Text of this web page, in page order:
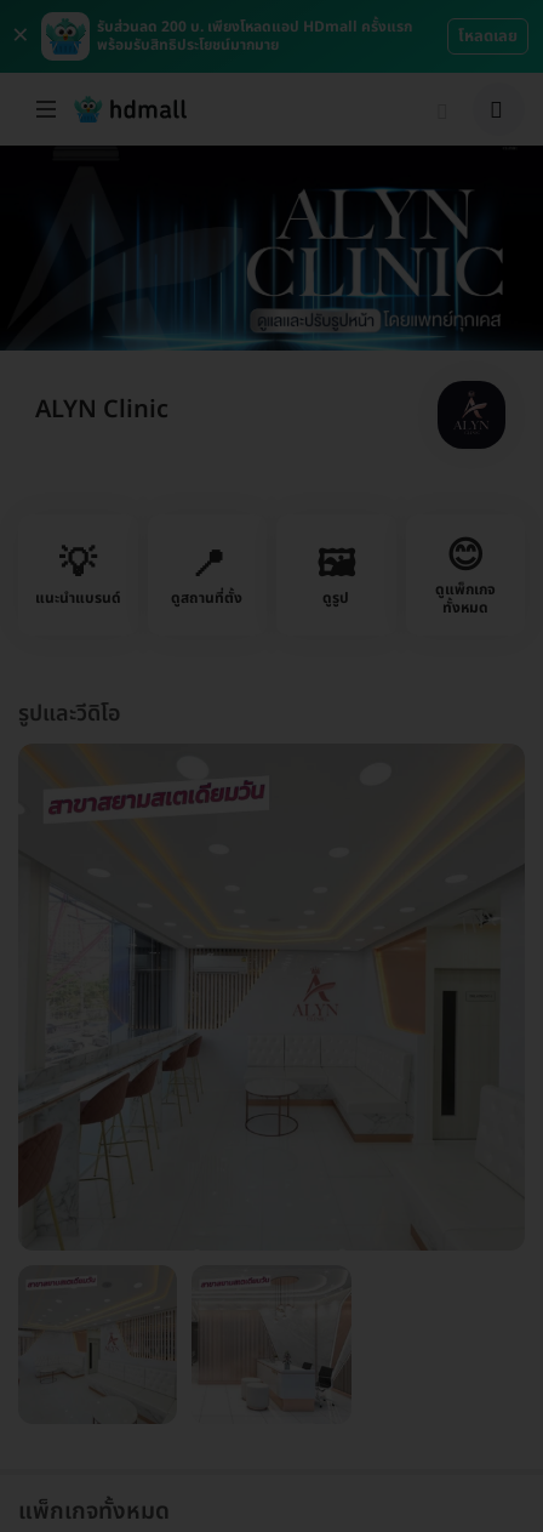
×
รับส่วนลด 200 บ. เพียงโหลดแอป HDmall ครั้งแรก
พร้อมรับสิทธิประโยชน์มากมาย
โหลดเลย
ALYN Clinic
💡
แนะนำแบรนด์
📍
ดูสถานที่ตั้ง
🖼️
ดูรูป
😊
ดูแพ็กเกจ
ทั้งหมด
รูปและวีดิโอ
แพ็กเกจทั้งหมด